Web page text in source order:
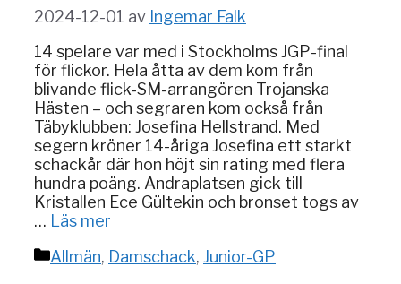
2024-12-01 av Ingemar Falk
14 spelare var med i Stockholms JGP-final
för flickor. Hela åtta av dem kom från
blivande flick-SM-arrangören Trojanska
Hästen – och segraren kom också från
Täbyklubben: Josefina Hellstrand. Med
segern kröner 14-åriga Josefina ett starkt
schackår där hon höjt sin rating med flera
hundra poäng. Andraplatsen gick till
Kristallen Ece Gültekin och bronset togs av
… Läs mer
Kategorier
Allmän, Damschack, Junior-GP